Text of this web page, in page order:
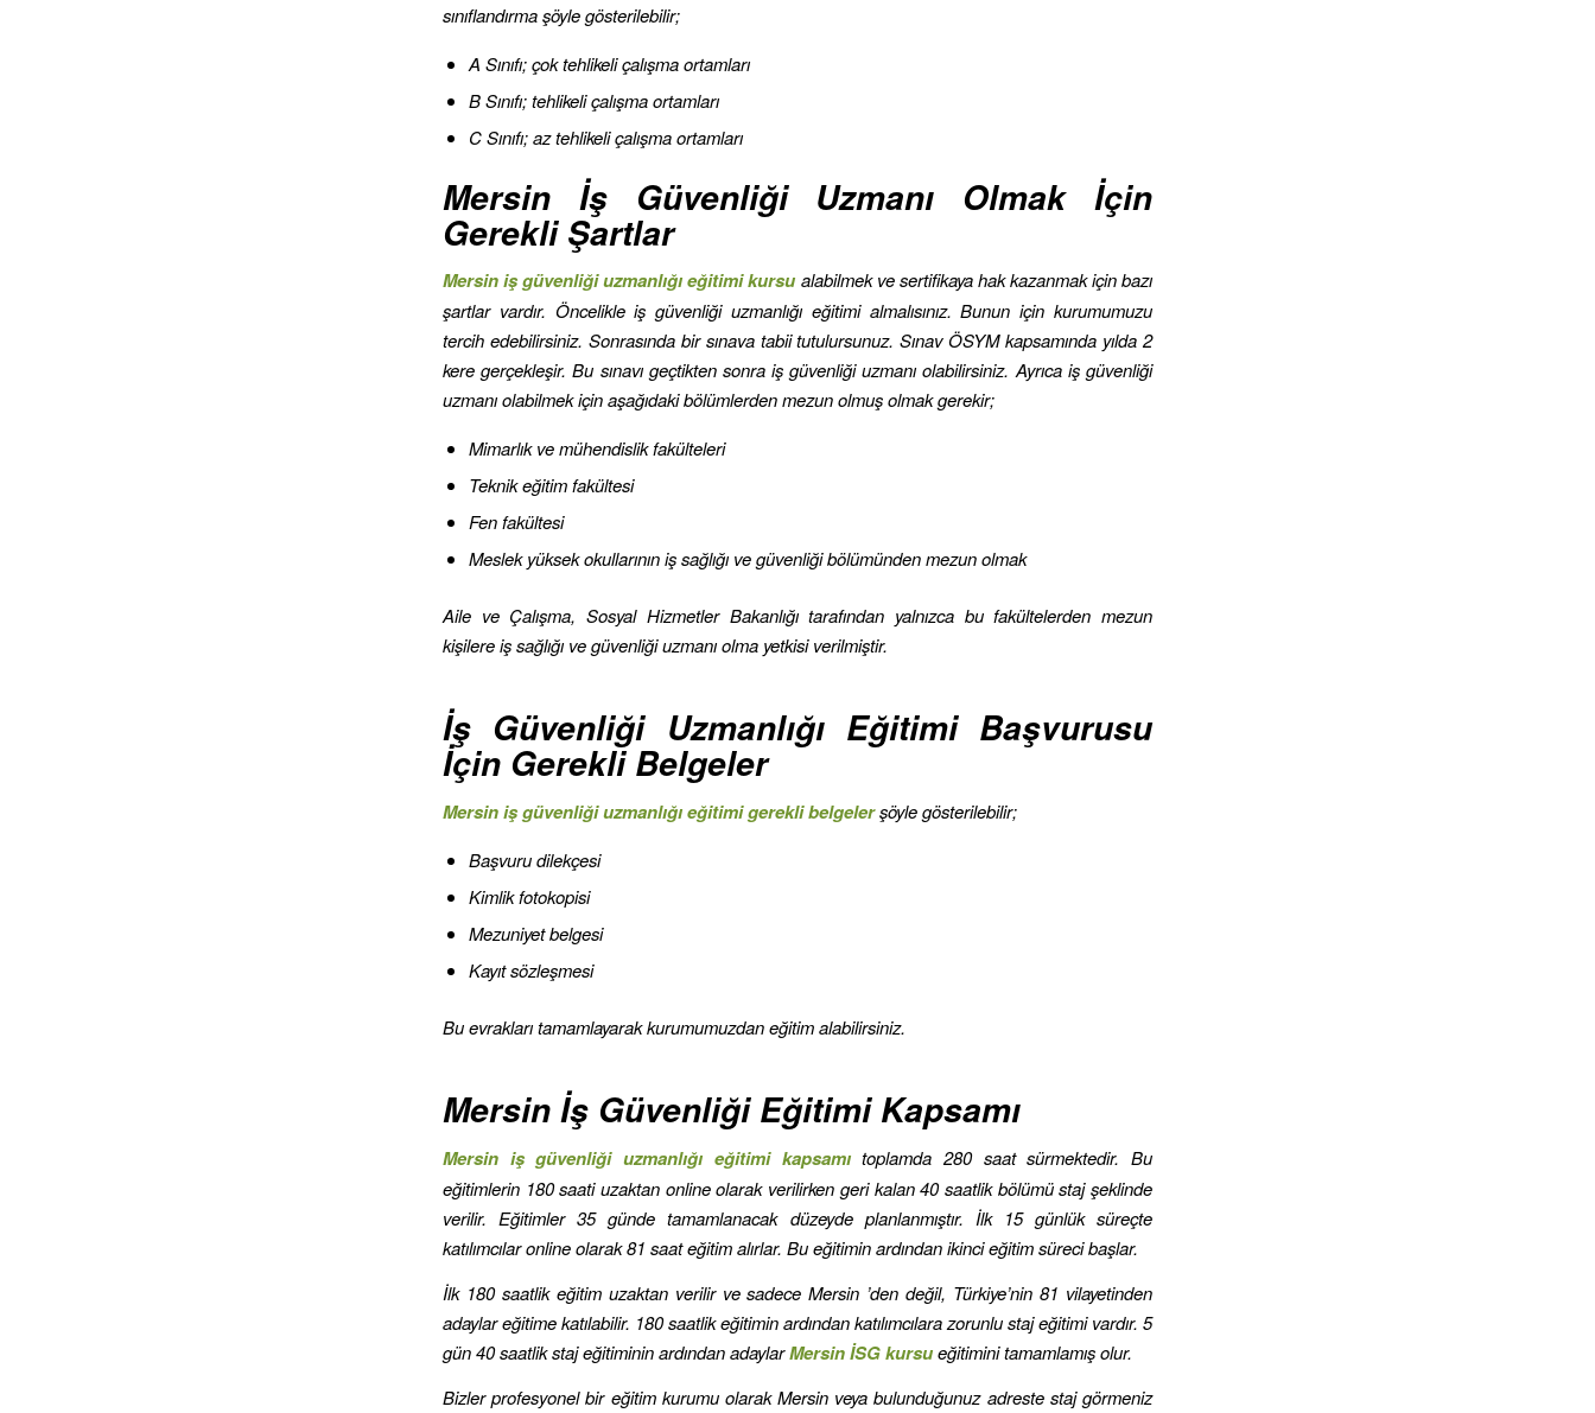
sınıflandırma şöyle gösterilebilir;
A Sınıfı; çok tehlikeli çalışma ortamları
B Sınıfı; tehlikeli çalışma ortamları
C Sınıfı; az tehlikeli çalışma ortamları
Mersin İş Güvenliği Uzmanı Olmak İçin
Gerekli Şartlar
Mersin iş güvenliği uzmanlığı eğitimi kursu alabilmek ve sertifikaya hak kazanmak için bazı
şartlar vardır. Öncelikle iş güvenliği uzmanlığı eğitimi almalısınız. Bunun için kurumumuzu
tercih edebilirsiniz. Sonrasında bir sınava tabii tutulursunuz. Sınav ÖSYM kapsamında yılda 2
kere gerçekleşir. Bu sınavı geçtikten sonra iş güvenliği uzmanı olabilirsiniz. Ayrıca iş güvenliği
uzmanı olabilmek için aşağıdaki bölümlerden mezun olmuş olmak gerekir;
Mimarlık ve mühendislik fakülteleri
Teknik eğitim fakültesi
Fen fakültesi
Meslek yüksek okullarının iş sağlığı ve güvenliği bölümünden mezun olmak
Aile ve Çalışma, Sosyal Hizmetler Bakanlığı tarafından yalnızca bu fakültelerden mezun
kişilere iş sağlığı ve güvenliği uzmanı olma yetkisi verilmiştir.
İş Güvenliği Uzmanlığı Eğitimi Başvurusu
İçin Gerekli Belgeler
Mersin iş güvenliği uzmanlığı eğitimi gerekli belgelerşöyle gösterilebilir;
Başvuru dilekçesi
Kimlik fotokopisi
Mezuniyet belgesi
Kayıt sözleşmesi
Bu evrakları tamamlayarak kurumumuzdan eğitim alabilirsiniz.
Mersin İş Güvenliği Eğitimi Kapsamı
Mersin iş güvenliği uzmanlığı eğitimi kapsamıtoplamda 280 saat sürmektedir. Bu
eğitimlerin 180 saati uzaktan online olarak verilirken geri kalan 40 saatlik bölümü staj şeklinde
verilir. Eğitimler 35 günde tamamlanacak düzeyde planlanmıştır. İlk 15 günlük süreçte
katılımcılar online olarak 81 saat eğitim alırlar. Bu eğitimin ardından ikinci eğitim süreci başlar.
İlk 180 saatlik eğitim uzaktan verilir ve sadece Mersin ’den değil, Türkiye’nin 81 vilayetinden
adaylar eğitime katılabilir. 180 saatlik eğitimin ardından katılımcılara zorunlu staj eğitimi vardır. 5
gün 40 saatlik staj eğitiminin ardından adaylarMersin İSG kursueğitimini tamamlamış olur.
Bizler profesyonel bir eğitim kurumu olarak Mersin veya bulunduğunuz adreste staj görmeniz